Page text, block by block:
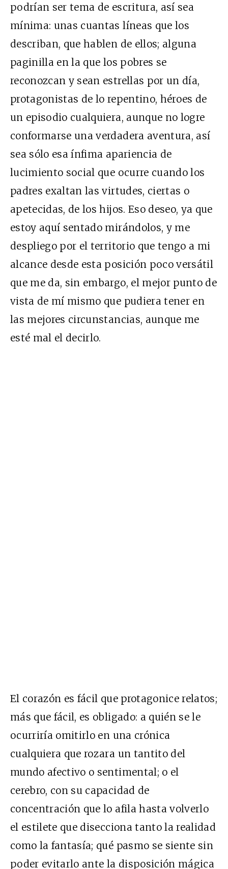
podrían ser tema de escritura, así sea
mínima: unas cuantas líneas que los
describan, que hablen de ellos; alguna
paginilla en la que los pobres se
reconozcan y sean estrellas por un día,
protagonistas de lo repentino, héroes de
un episodio cualquiera, aunque no logre
conformarse una verdadera aventura, así
sea sólo esa ínfima apariencia de
lucimiento social que ocurre cuando los
padres exaltan las virtudes, ciertas o
apetecidas, de los hijos. Eso deseo, ya que
estoy aquí sentado mirándolos, y me
despliego por el territorio que tengo a mi
alcance desde esta posición poco versátil
que me da, sin embargo, el mejor punto de
vista de mí mismo que pudiera tener en
las mejores circunstancias, aunque me
esté mal el decirlo.
El corazón es fácil que protagonice relatos;
más que fácil, es obligado: a quién se le
ocurriría omitirlo en una crónica
cualquiera que rozara un tantito del
mundo afectivo o sentimental; o el
cerebro, con su capacidad de
concentración que lo afila hasta volverlo
el estilete que disecciona tanto la realidad
como la fantasía; qué pasmo se siente sin
poder evitarlo ante la disposición mágica